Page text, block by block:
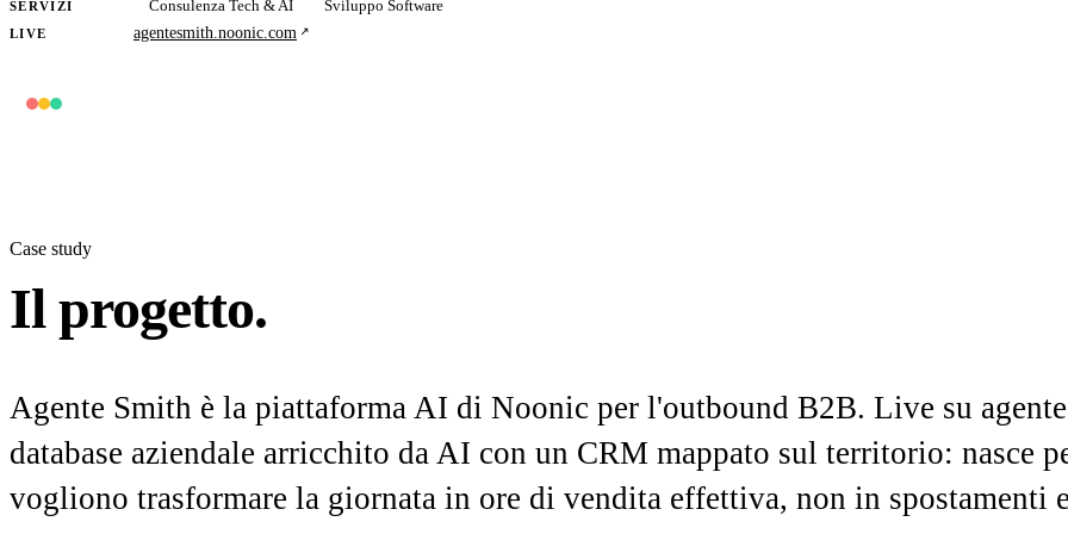
SERVIZI Consulenza Tech & AI Sviluppo Software
LIVE agentesmith.noonic.com
Case study
Il progetto.
Agente Smith è la piattaforma AI di Noonic per l'outbound B2B. Live su
database aziendale arricchito da AI con un CRM mappato sul territorio: nasce
vogliono trasformare la giornata in ore di vendita effettiva, non in spostamenti